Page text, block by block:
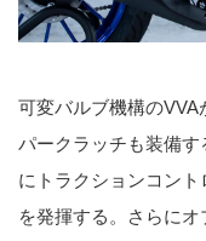
可変バルブ機構の
パークラッチも装備
にトラクションコン
を発揮する。さらに